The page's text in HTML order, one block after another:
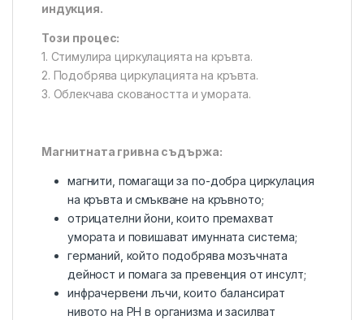
индукция.
Този процес:
1. Стимулира циркулацията на кръвта.
2. Подобрява циркулацията на кръвта.
3. Облекчава сковаността и умората.
Магнитната гривна съдържа:
магнити, помагащи за по-добра циркулация
на кръвта и смъкване на кръвното;
отрицателни йони, които премахват
умората и повишават имунната система;
германий, който подобрява мозъчната
дейност и помага за превенция от инсулт;
инфрачервени лъчи, които балансират
нивото на PH в организма и засилват